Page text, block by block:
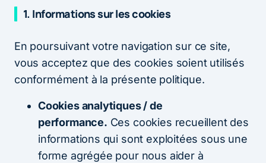
1. Informations sur les cookies
En poursuivant votre navigation sur ce site,
vous acceptez que des cookies soient utilisés
conformément à la présente politique.
Cookies analytiques / de
performance. Ces cookies recueillent des
informations qui sont exploitées sous une
forme agrégée pour nous aider à